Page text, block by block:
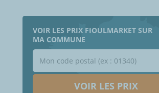
VOIR LES PRIX FIOULMARKET SUR
MA COMMUNE
VOIR LES PRIX